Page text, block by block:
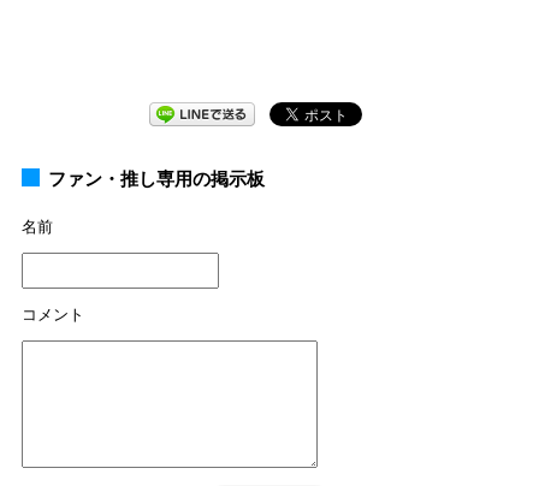
ファン・推し専用の掲示板
名前
コメント